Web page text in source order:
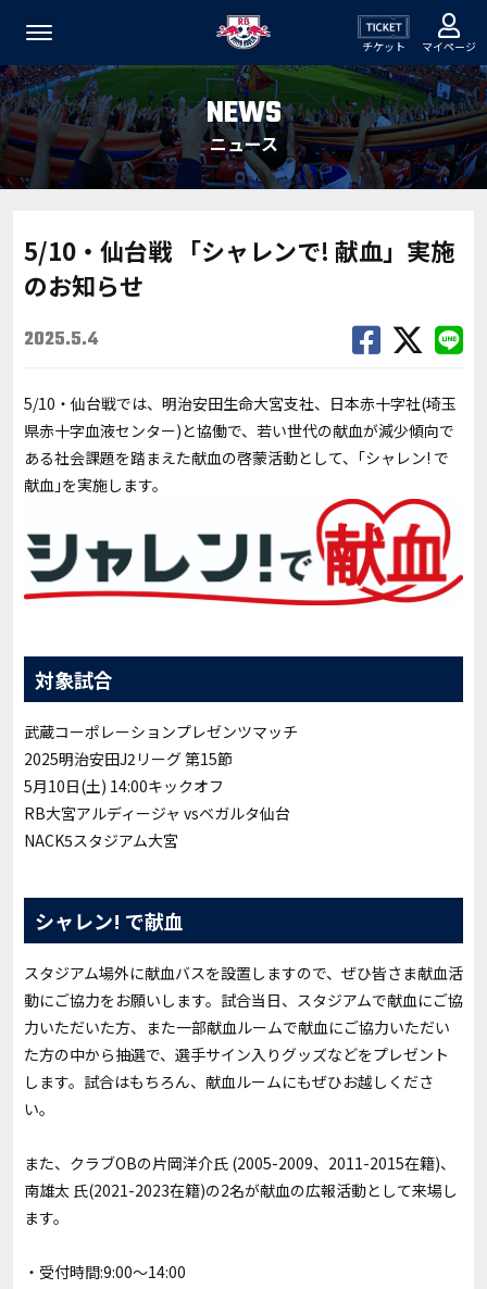
チケット マイページ
NEWS
ニュース
5/10・仙台戦 「シャレンで! 献血」実施
のお知らせ
2025.5.4
5/10・仙台戦では、明治安田生命大宮支社、日本赤十字社(埼玉
県赤十字血液センター)と協働で、若い世代の献血が減少傾向で
ある社会課題を踏まえた献血の啓蒙活動として、｢シャレン! で
献血｣を実施します。
対象試合
武蔵コーポレーションプレゼンツマッチ
2025明治安田J2リーグ 第15節
5月10日(土) 14:00キックオフ
RB大宮アルディージャ vsベガルタ仙台
NACK5スタジアム大宮
シャレン! で献血
スタジアム場外に献血バスを設置しますので、ぜひ皆さま献血活
動にご協力をお願いします。試合当日、スタジアムで献血にご協
力いただいた方、また一部献血ルームで献血にご協力いただい
た方の中から抽選で、選手サイン入りグッズなどをプレゼント
します。試合はもちろん、献血ルームにもぜひお越しくださ
い。
また、クラブOBの片岡洋介氏 (2005-2009、2011-2015在籍)、
南雄太 氏(2021-2023在籍)の2名が献血の広報活動として来場し
ます。
・受付時間:9:00～14:00